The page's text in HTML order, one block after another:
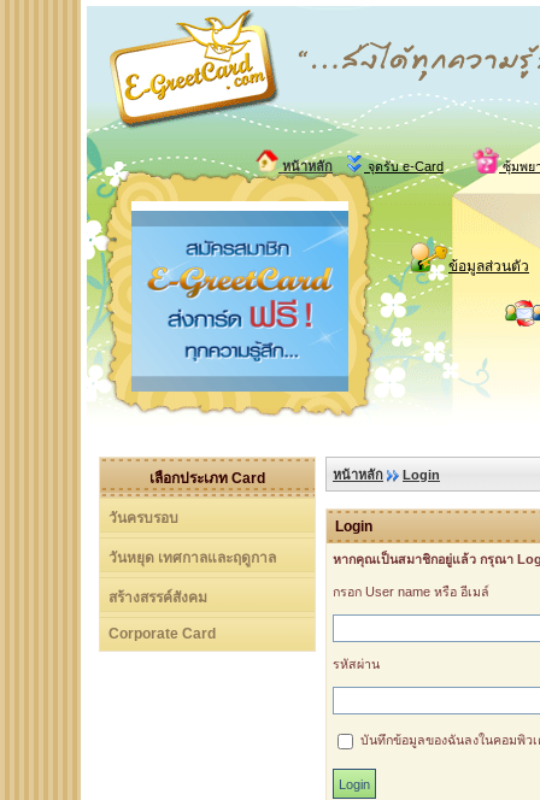
หน้าหลัก จุดรับ e-Card ซุ้มพย
ข้อมูลส่วนตัว
เลือกประเภท Card
วันครบรอบ
วันหยุด เทศกาลและฤดูกาล
สร้างสรรค์สังคม
Corporate Card
หน้าหลัก Login
Login
หากคุณเป็นสมาชิกอยู่แล้ว กรุณา
กรอก User name หรือ อีเมล์
รหัสผ่าน
บันทึกข้อมูลของฉันลงในคอมพิวเ